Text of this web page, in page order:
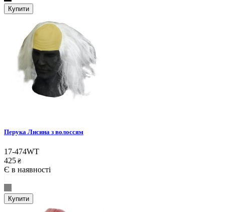
Купити
Перука Лисина з волоссям
17-474WT
425 ₴
Є в наявності
Купити